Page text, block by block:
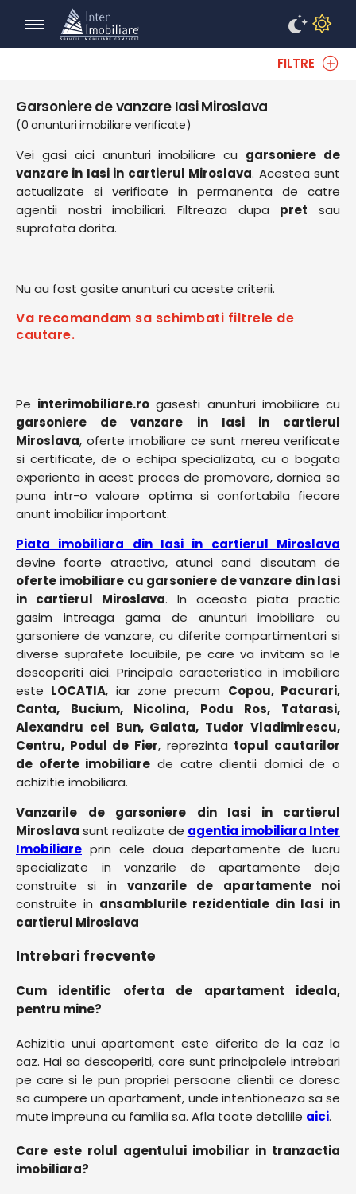
FILTRE
Garsoniere de vanzare Iasi Miroslava
(0 anunturi imobiliare verificate)
Vei gasi aici anunturi imobiliare cu garsoniere de
vanzare in Iasi in cartierul Miroslava. Acestea sunt
actualizate si verificate in permanenta de catre
agentii nostri imobiliari. Filtreaza dupa pret sau
suprafata dorita.
Nu au fost gasite anunturi cu aceste criterii.
Va recomandam sa schimbati filtrele de
cautare.
Pe interimobiliare.ro gasesti anunturi imobiliare cu
garsoniere de vanzare in Iasi in cartierul
Miroslava, oferte imobiliare ce sunt mereu verificate
si certificate, de o echipa specializata, cu o bogata
experienta in acest proces de promovare, dornica sa
puna intr-o valoare optima si confortabila fiecare
anunt imobiliar important.
Piata imobiliara din Iasi in cartierul Miroslava
devine foarte atractiva, atunci cand discutam de
oferte imobiliare cu garsoniere de vanzare din Iasi
in cartierul Miroslava. In aceasta piata practic
gasim intreaga gama de anunturi imobiliare cu
garsoniere de vanzare, cu diferite compartimentari si
diverse suprafete locuibile, pe care va invitam sa le
descoperiti aici. Principala caracteristica in imobiliare
este LOCATIA, iar zone precum Copou, Pacurari,
Canta, Bucium, Nicolina, Podu Ros, Tatarasi,
Alexandru cel Bun, Galata, Tudor Vladimirescu,
Centru, Podul de Fier, reprezinta topul cautarilor
de oferte imobiliare de catre clientii dornici de o
achizitie imobiliara.
Vanzarile de garsoniere din Iasi in cartierul
Miroslava sunt realizate de agentia imobiliara Inter
Imobiliare prin cele doua departamente de lucru
specializate in vanzarile de apartamente deja
construite si in vanzarile de apartamente noi
construite in ansamblurile rezidentiale din Iasi in
cartierul Miroslava
Intrebari frecvente
Cum identific oferta de apartament ideala,
pentru mine?
Achizitia unui apartament este diferita de la caz la
caz. Hai sa descoperiti, care sunt principalele intrebari
pe care si le pun propriei persoane clientii ce doresc
sa cumpere un apartament, unde intentioneaza sa se
mute impreuna cu familia sa. Afla toate detaliile aici.
Care este rolul agentului imobiliar in tranzactia
imobiliara?